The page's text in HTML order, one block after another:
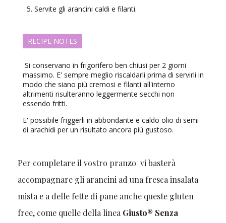
Servite gli arancini caldi e filanti.
RECIPE NOTES
Si conservano in frigorifero ben chiusi per 2 giorni
massimo. E' sempre meglio riscaldarli prima di servirli in
modo che siano più cremosi e filanti all'interno
altrimenti risulteranno leggermente secchi non
essendo fritti.
E' possibile friggerli in abbondante e caldo olio di semi
di arachidi per un risultato ancora più gustoso.
Per completare il vostro pranzo vi basterà
accompagnare gli arancini ad una fresca insalata
mista e a delle fette di pane anche queste gluten
free, come quelle della linea Giusto® Senza